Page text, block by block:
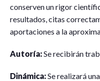
conserven un rigor
resultados, citas
aportaciones a la
Autoría:Se recibirán
Dinámica:Se realizará